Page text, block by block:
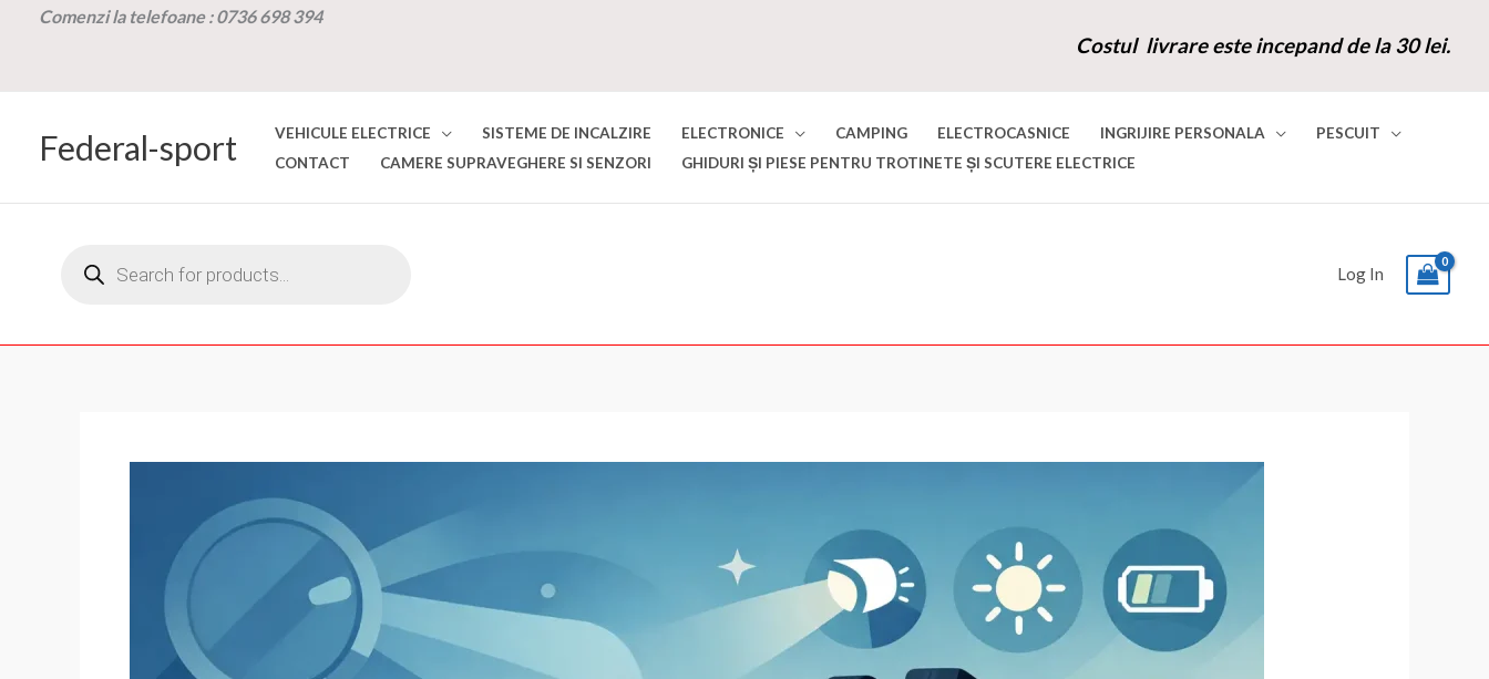
Comenzi la telefoane :0736 698 394
Costul livrare este incepand de la 30 lei.
Federal-sport VEHICULE ELECTRICE SISTEME DE INCALZIRE ELECTRONICE CAMPING ELECTROCASNICE INGRIJIRE PERSONALA
PESCUIT
CONTACT
CAMERE SUPRAVEGHERE SI SENZORI GHIDURI ȘI PIESE PENTRU TROTINETE ȘI SCUTERE ELECTRICE
Log In